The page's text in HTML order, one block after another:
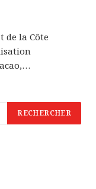
de la Côte